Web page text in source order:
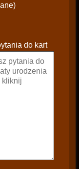
do kart